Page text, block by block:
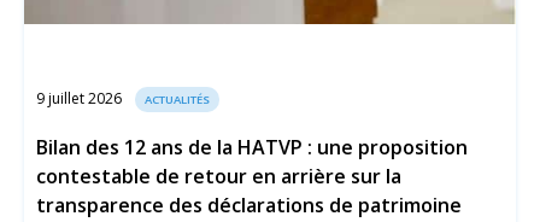
9 juillet 2026 ACTUALITÉS
Bilan des 12 ans de la HATVP : une proposition
contestable de retour en arrière sur la
transparence des déclarations de patrimoine